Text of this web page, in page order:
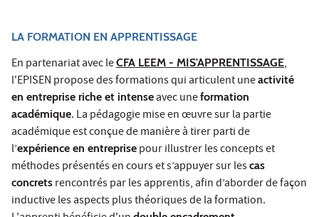
LA FORMATION EN APPRENTISSAGE
En partenariat avec leCFA LEEM - MIS'APPRENTISSAGE,
l'EPISEN propose des formations qui articulent uneactivité
en entreprise riche et intenseavec uneformation
académique. La pédagogie mise en œuvre sur la partie
académique est conçue de manière à tirer parti de
l’expérience en entreprise pour illustrer les concepts et
méthodes présentés en cours et s’appuyer sur lescas
concrets rencontrés par les apprentis, afin d’aborder de façon
inductive les aspects plus théoriques de la formation.